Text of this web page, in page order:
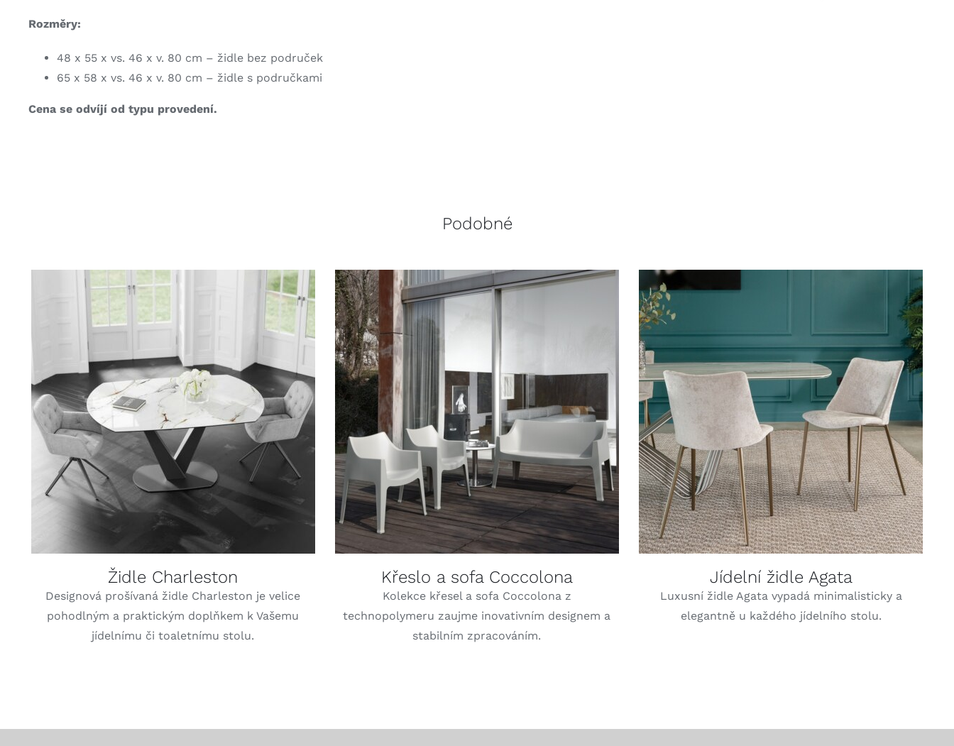
Rozměry:
48 x 55 x vs. 46 x v. 80 cm – židle bez područek
65 x 58 x vs. 46 x v. 80 cm – židle s područkami
Cena se odvíjí od typu provedení.
Podobné
DETAILY
Židle Charleston
Designová prošívaná židle Charleston je velice
pohodlným a praktickým doplňkem k Vašemu
jídelnímu či toaletnímu stolu.
DETAILY
Křeslo a sofa Coccolona
Kolekce křesel a sofa Coccolona z
technopolymeru zaujme inovativním designem a
stabilním zpracováním.
Jídelní židle Agata
Luxusní židle Agata vypadá minimalisticky a
elegantně u každého jídelního stolu.